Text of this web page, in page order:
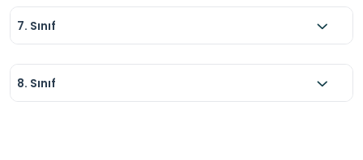
7. Sınıf
8. Sınıf